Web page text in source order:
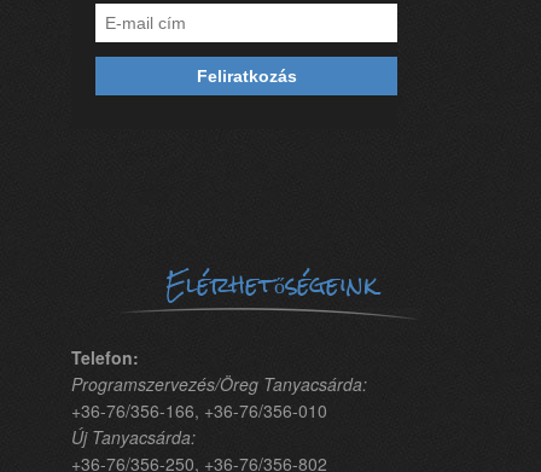
Elérhetőségeink
Telefon:
Programszervezés/Öreg Tanyacsárda:
+36-76/356-166, +36-76/356-010
Új Tanyacsárda:
+36-76/356-250, +36-76/356-802